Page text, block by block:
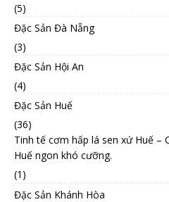
(5)
Đặc Sản Đà Nẵng
(3)
Đặc Sản Hội An
(4)
Đặc Sản Huế
(36)
Tinh tế cơm hấp lá sen xứ Huế –
Huế ngon khó cưỡng.
(1)
Đặc Sản Khánh Hòa